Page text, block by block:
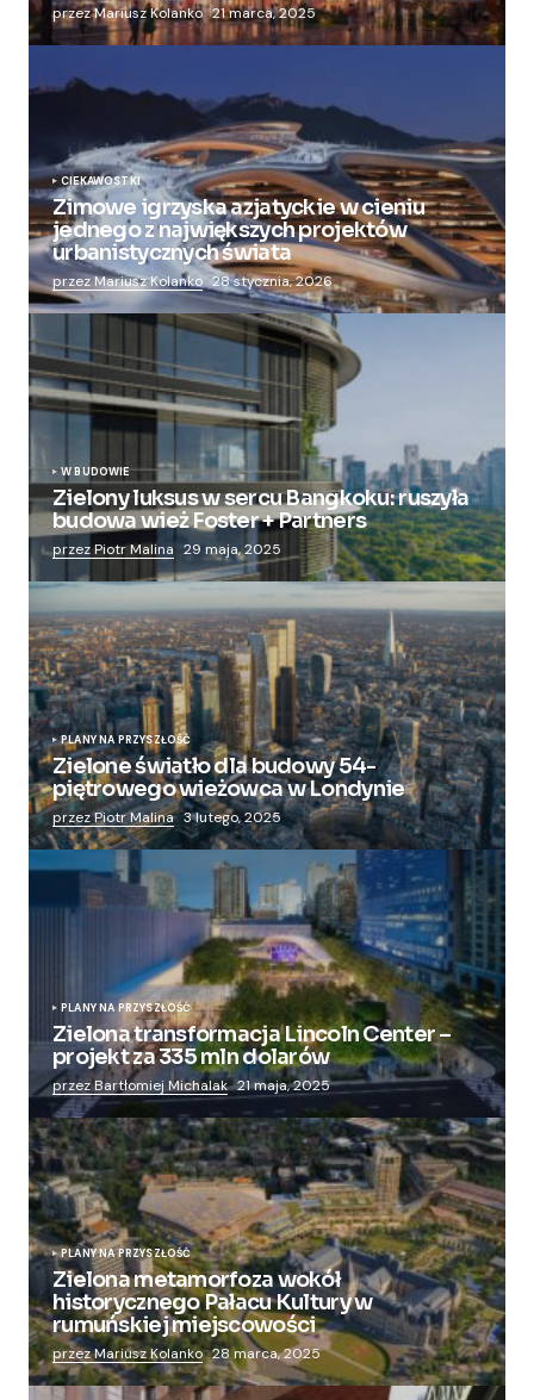
przez Mariusz Kolanko 21 marca, 2025
CIEKAWOSTKI
Zimowe igrzyska azjatyckie w cieniu
jednego z największych projektów
urbanistycznych świata
przez Mariusz Kolanko 28 stycznia, 2026
W BUDOWIE
Zielony luksus w sercu Bangkoku: ruszyła
budowa wież Foster + Partners
przez Piotr Malina 29 maja, 2025
PLANY NA PRZYSZŁOŚĆ
Zielone światło dla budowy 54-
piętrowego wieżowca w Londynie
przez Piotr Malina 3 lutego, 2025
PLANY NA PRZYSZŁOŚĆ
Zielona transformacja Lincoln Center –
projekt za 335 mln dolarów
przez Bartłomiej Michalak 21 maja, 2025
PLANY NA PRZYSZŁOŚĆ
Zielona metamorfoza wokół
historycznego Pałacu Kultury w
rumuńskiej miejscowości
przez Mariusz Kolanko 28 marca, 2025